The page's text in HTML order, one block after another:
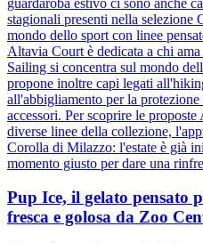
stagionali presenti nella
mondo dello sport con linee
Altavia Court è dedicata a chi
Sailing si concentra sul mondo
propone inoltre capi legati
all'abbigliamento per la protezione
accessori. Per scoprire le
diverse linee della collezione,
Corolla di Milazzo: l'estate è già
momento giusto per dare una
Pup Ice, il gelato pensato
fresca e golosa da Zoo